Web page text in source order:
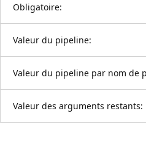
Obligatoire:
Valeur du pipeline:
Valeur du pipeline par nom de
Valeur des arguments restants: